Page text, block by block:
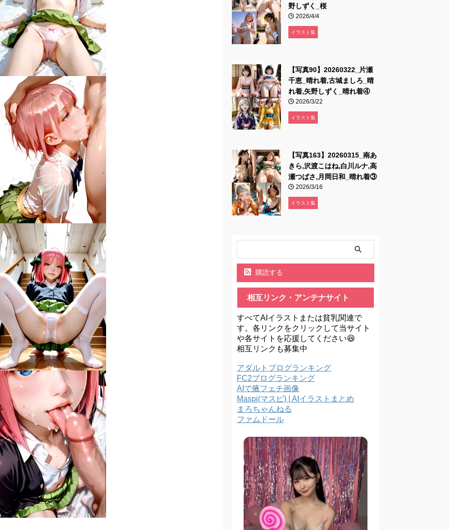
野しずく_桜
2026/4/4
イラスト集
【写真90】20260322_片瀬
千恵_晴れ着,古城ましろ_晴
れ着,矢野しずく_晴れ着④
2026/3/22
イラスト集
【写真163】20260315_南あ
きら,沢渡こはね,白川ルナ,高
瀬つばさ,月岡日和_晴れ着③
2026/3/16
イラスト集
購読する
相互リンク・アンテナサイト
すべてAIイラストまたは貧乳関連で
す。各リンクをクリックして当サイト
や各サイトを応援してください😆
相互リンクも募集中
アダルトブログランキング
FC2ブログランキング
AIで腋フェチ画像
Maspi(マスピ) | AIイラストまとめ
まろちゃんねる
ファムドール